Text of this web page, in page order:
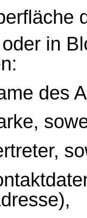
in
des